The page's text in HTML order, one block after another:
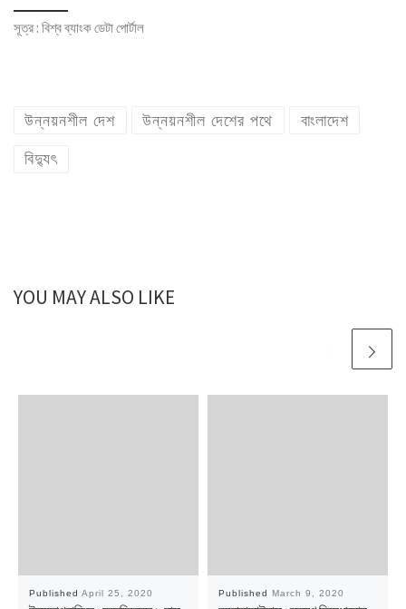
সূত্র : বিশ্ব ব্যাংক ডেটা পোর্টাল
উন্নয়নশীল দেশ উন্নয়নশীল দেশের পথে বাংলাদেশ
বিদ্যুৎ
YOU MAY ALSO LIKE
Published April 25, 2020 Published March 9, 2020